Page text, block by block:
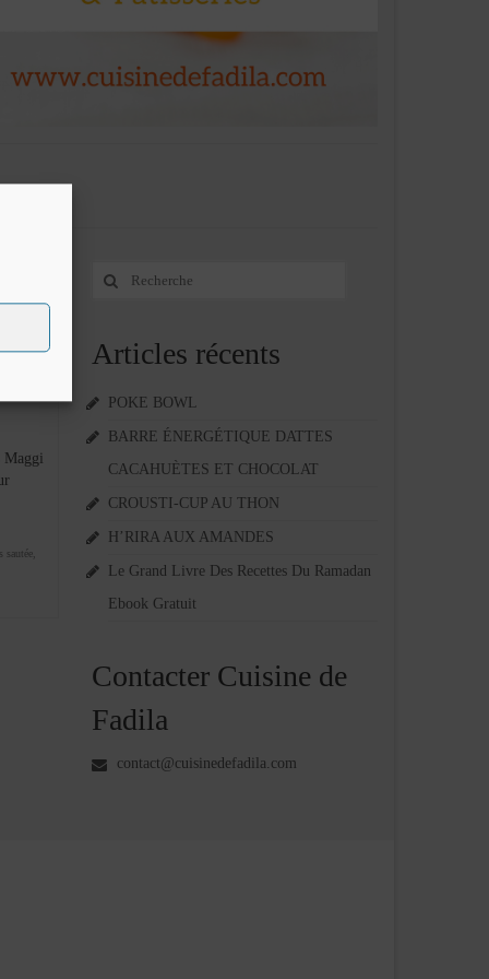
MAR 2014
sautée,
Rechercher
Articles récents
POKE BOWL
BARRE ÉNERGÉTIQUE DATTES
CACAHUÈTES ET CHOCOLAT
CROUSTI-CUP AU THON
H’RIRA AUX AMANDES
Le Grand Livre Des Recettes Du Ramadan
Ebook Gratuit
Contacter Cuisine de
Fadila
contact@cuisinedefadila.com